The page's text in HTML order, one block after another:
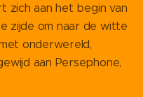
zich aan het begin van
zijde om naar de witte
onderwereld,
aan Persephone,